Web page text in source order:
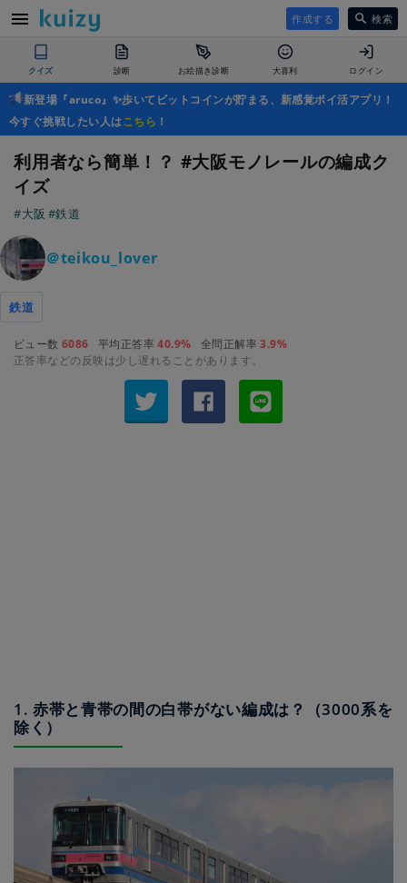
作成する 検索
クイズ 診断 お絵描き診断 大喜利 ログイン
新登場『aruco』✨歩いてビットコインが貯まる、新感覚ポイ活アプリ！
今すぐ挑戦したい人はこちら ！
利用者なら簡単！？ #大阪モノレールの編成ク
イズ
#大阪 #鉄道
＠teikou_lover
鉄道
ビュー数 6086 平均正答率40.9% 全問正解率3.9%
正答率などの反映は少し遅れることがあります。
1. 赤帯と青帯の間の白帯がない編成は？（3000系を
除く）